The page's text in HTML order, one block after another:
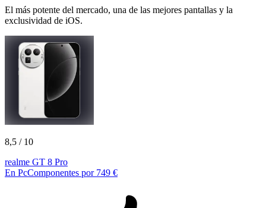
El más potente del mercado, una de las mejores pantallas y la
exclusividad de iOS.
8,5 / 10
realme GT 8 Pro
En PcComponentes por 749 €